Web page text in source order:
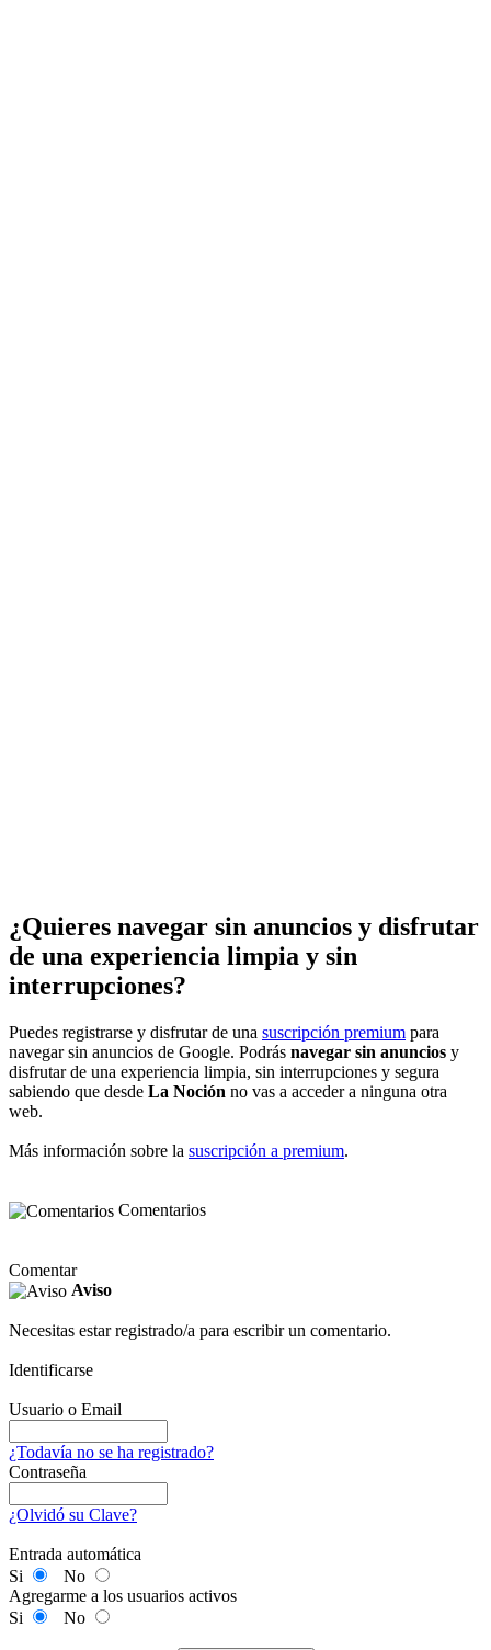
¿Quieres navegar sin anuncios y disfrutar
de una experiencia limpia y sin
interrupciones?
Puedes registrarse y disfrutar de una suscripción premium para
navegar sin anuncios de Google. Podrás navegar sin anuncios y
disfrutar de una experiencia limpia, sin interrupciones y segura
sabiendo que desde La Noción no vas a acceder a ninguna otra
web.
Más información sobre la suscripción a premium.
Comentarios
Comentar
Aviso
Necesitas estar registrado/a para escribir un comentario.
Identificarse
Usuario o Email
¿Todavía no se ha registrado?
Contraseña
¿Olvidó su Clave?
Entrada automática
Si
No
Agregarme a los usuarios activos
Si
No